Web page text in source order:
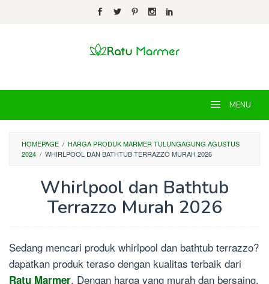
MENU
HOMEPAGE / HARGA PRODUK MARMER TULUNGAGUNG AGUSTUS
2024 / WHIRLPOOL DAN BATHTUB TERRAZZO MURAH 2026
Whirlpool dan Bathtub
Terrazzo Murah 2026
on
May
21,
2026
Sedang mencari produk whirlpool dan bathtub terrazzo?
dapatkan produk teraso dengan kualitas terbaik dari
Ratu Marmer. Dengan harga yang murah dan bersaing,